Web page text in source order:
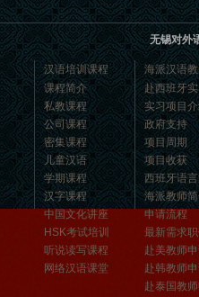
无锡对外
汉语培训课程
课程简介
私教课程
公司课程
密集课程
儿童汉语
学期课程
汉字课程
中国文化讲座
HSK考试培训
听说读写课程
网络汉语课堂
海派汉语
赴西班牙
实习项目
政府支持
项目周期
项目收获
西班牙语
海派教师
申请流程
最新需求
赴美教师
赴韩教师
赴泰国教